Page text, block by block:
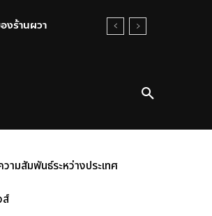
งร้านผวา
วามสัมพันธ์ระหว่างประเทศ
ส์